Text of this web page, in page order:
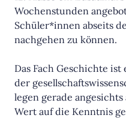
Wochenstunden
Schüler*innen abseits
nachgehen zu können.
Das Fach Geschichte
der
legen gerade
Wert auf die Kenntnis